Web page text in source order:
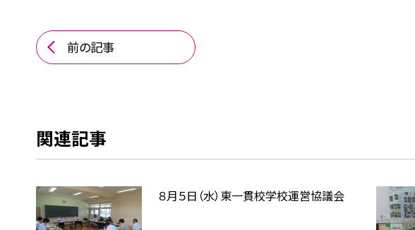
前の記事
関連記事
８月５日（水）東一貫校学校運営協議会